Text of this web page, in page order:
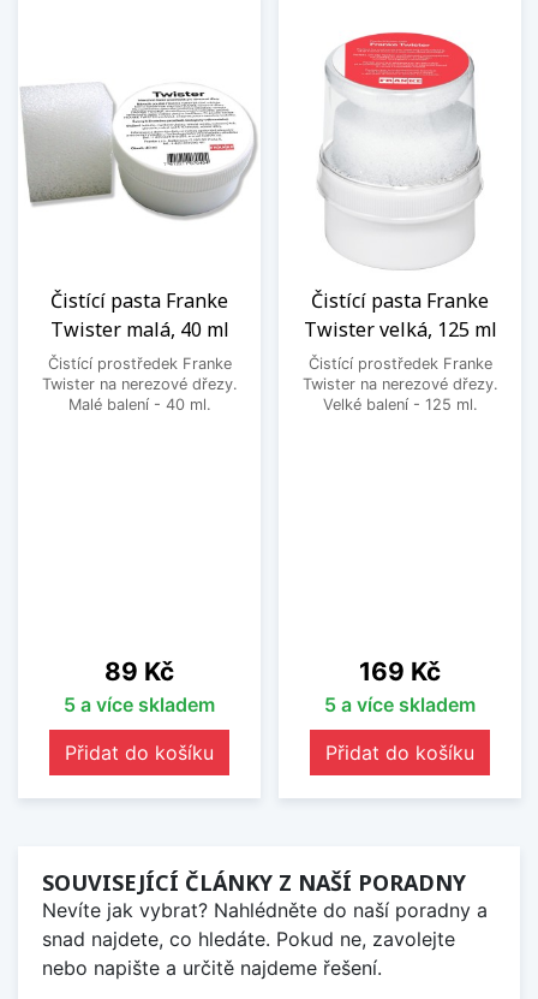
Čistící pasta Franke
Twister malá, 40 ml
Čistící prostředek Franke
Twister na nerezové dřezy.
Malé balení - 40 ml.
Cena
89 Kč
5 a více skladem
Přidat do košíku
Čistící pasta Franke
Twister velká, 125 ml
Čistící prostředek Franke
Twister na nerezové dřezy.
Velké balení - 125 ml.
Cena
169 Kč
5 a více skladem
Přidat do košíku
SOUVISEJÍCÍ ČLÁNKY Z NAŠÍ PORADNY
Nevíte jak vybrat? Nahlédněte do naší poradny a
snad najdete, co hledáte. Pokud ne, zavolejte
nebo napište a určitě najdeme řešení.